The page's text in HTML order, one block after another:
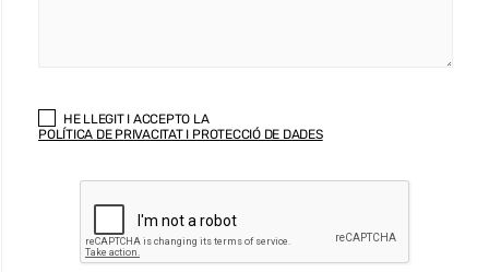
HE LLEGIT I ACCEPTO LA
POLÍTICA DE PRIVACITAT I PROTECCIÓ DE DADES